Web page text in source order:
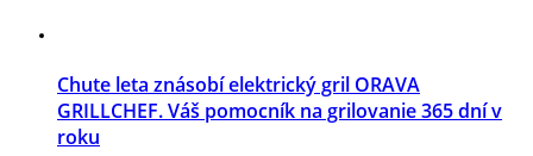
Chute leta znásobí elektrický gril ORAVA
GRILLCHEF. Váš pomocník na grilovanie 365 dní v
roku